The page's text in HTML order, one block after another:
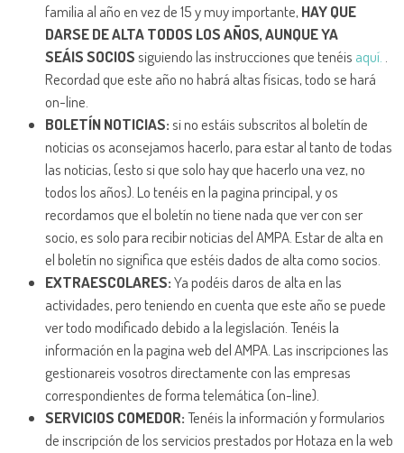
familia al año en vez de 15 y muy importante, HAY QUE
DARSE DE ALTA TODOS LOS AÑOS, AUNQUE YA
SEÁIS SOCIOSsiguiendo las instrucciones que tenéis aquí. .
Recordad que este año no habrá altas físicas, todo se hará
on-line.
BOLETÍN NOTICIAS:si no estáis subscritos al boletín de
noticias os aconsejamos hacerlo, para estar al tanto de todas
las noticias, (esto si que solo hay que hacerlo una vez, no
todos los años). Lo tenéis en la pagina principal, y os
recordamos que el boletín no tiene nada que ver con ser
socio, es solo para recibir noticias del AMPA. Estar de alta en
el boletín no significa que estéis dados de alta como socios.
EXTRAESCOLARES:Ya podéis daros de alta en las
actividades, pero teniendo en cuenta que este año se puede
ver todo modificado debido a la legislación. Tenéis la
información en la pagina web del AMPA. Las inscripciones las
gestionareis vosotros directamente con las empresas
correspondientes de forma telemática (on-line).
SERVICIOS COMEDOR:Tenéis la información y formularios
de inscripción de los servicios prestados por Hotaza en la web